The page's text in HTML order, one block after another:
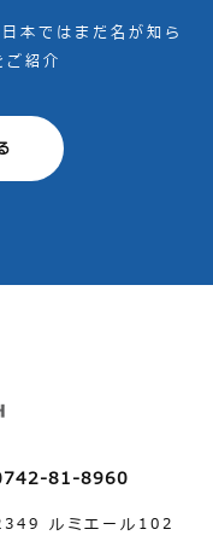
⽇本ではまだ名が知ら
紹介
81-8960
ルミエール102